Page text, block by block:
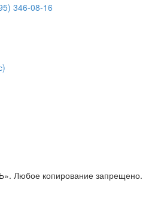
346-08-16
Любое копирование запрещено.